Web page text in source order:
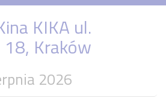
KIKA ul.
18, Kraków
2026